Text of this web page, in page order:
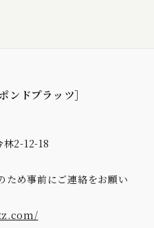
ドプラッツ］
2-12-18
ため事前にご連絡をお願い